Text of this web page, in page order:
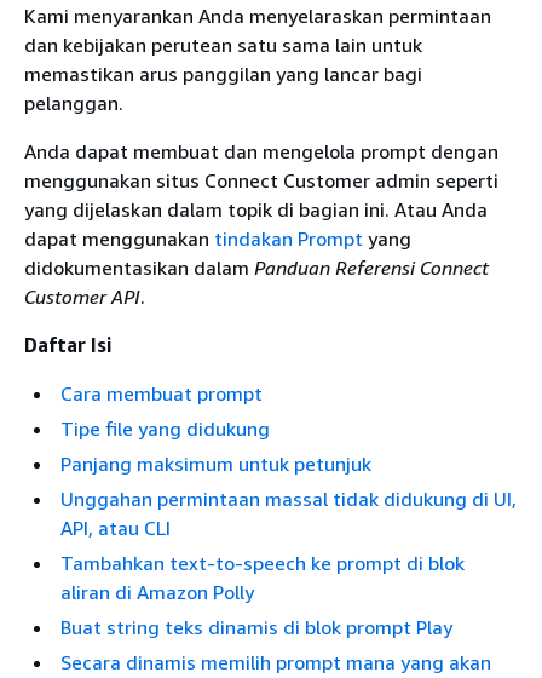
Kami menyarankan Anda menyelaraskan permintaan
dan kebijakan perutean satu sama lain untuk
memastikan arus panggilan yang lancar bagi
pelanggan.
Anda dapat membuat dan mengelola prompt dengan
menggunakan situs Connect Customer admin seperti
yang dijelaskan dalam topik di bagian ini. Atau Anda
dapat menggunakan tindakan Prompt yang
didokumentasikan dalam Panduan Referensi Connect
Customer API.
Daftar Isi
Cara membuat prompt
Tipe file yang didukung
Panjang maksimum untuk petunjuk
Unggahan permintaan massal tidak didukung di UI,
API, atau CLI
Tambahkan text-to-speech ke prompt di blok
aliran di Amazon Polly
Buat string teks dinamis di blok prompt Play
Secara dinamis memilih prompt mana yang akan